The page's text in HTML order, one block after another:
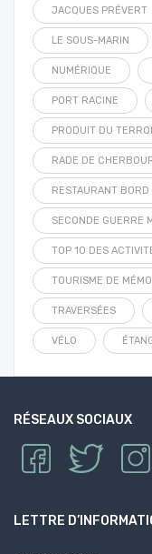
JACQUES PRÉVERT
LE SOUS-MARIN
NUMÉRIQUE
PORT RACINE
PRODUIT DU
RADE DE
RESTAURANT BORD
SECONDE GUERRE
TOP 10 DES
TOURISME DE
TRAVERSÉES
VÉLO
RÉSEAUX SOCIAUX
LETTRE